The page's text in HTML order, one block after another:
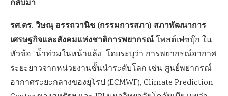
กลับมา
รศ.ดร. วิษณุ อรรถวานิช (กรรมการสภา) สภาพัฒนาการ
เศรษฐกิจและสังคมแห่งชาติการพยากรณ์โพสต์เฟซบุ๊ก ใน
หัวข้อ “น้ำท่วมในหน้าแล้ง” โดยระบุว่า การพยากรณ์อากาศ
ระยะยาวจากหน่วยงานชั้นนำระดับโลก เช่น ศูนย์พยากรณ์
อากาศระยะกลางของยุโรป (ECMWF), Climate Prediction